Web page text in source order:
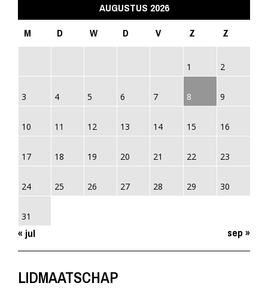
AUGUSTUS 2026
M
D W D V Z Z
1 2
3 4 5 6 7 8 9
10 11 12 13 14 15 16
17 18 19 20 21 22 23
24 25 26 27 28 29 30
31
« jul sep »
LIDMAATSCHAP